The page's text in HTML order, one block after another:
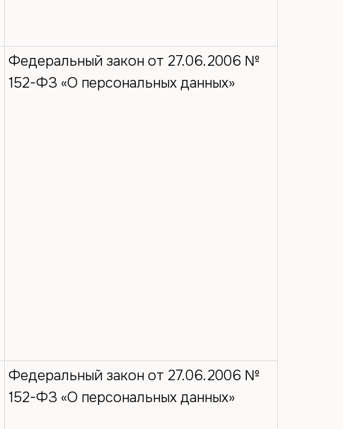
Федеральный закон от 27.06.2006 №
152-ФЗ «О персональных данных»
Федеральный закон от 27.06.2006 №
152-ФЗ «О персональных данных»